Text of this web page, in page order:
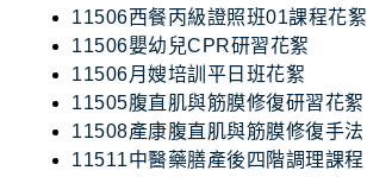
11506西餐丙級證照班01課程花絮
11506嬰幼兒CPR研習花絮
11506月嫂培訓平日班花絮
11505腹直肌與筋膜修復研習花絮
11508產康腹直肌與筋膜修復手法
11511中醫藥膳產後四階調理課程